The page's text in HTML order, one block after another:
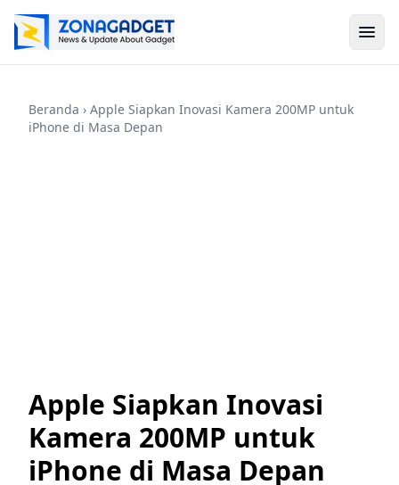
Beranda › Apple Siapkan Inovasi Kamera 200MP untuk
iPhone di Masa Depan
Apple Siapkan Inovasi
Kamera 200MP untuk
iPhone di Masa Depan